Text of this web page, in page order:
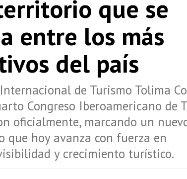
que se
entre los más
del país
de Turismo Tolima
Congreso Iberoamericano de
oficialmente, marcando un
que hoy avanza con fuerza en
y crecimiento turístico.